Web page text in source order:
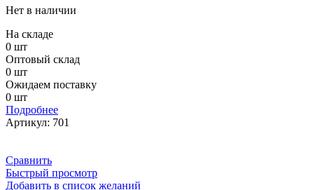
Нет в наличии
На складе
0 шт
Оптовый склад
0 шт
Ожидаем поставку
0 шт
Подробнее
Артикул: 701
Сравнить
Быстрый просмотр
Добавить в список желаний